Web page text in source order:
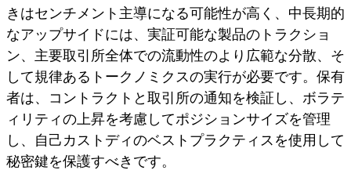
きはセンチメント主導になる可能性が高く、中長期的
なアップサイドには、実証可能な製品のトラクショ
ン、主要取引所全体での流動性のより広範な分散、そ
して規律あるトークノミクスの実行が必要です。保有
者は、コントラクトと取引所の通知を検証し、ボラテ
ィリティの上昇を考慮してポジションサイズを管理
し、自己カストディのベストプラクティスを使用して
秘密鍵を保護すべきです。